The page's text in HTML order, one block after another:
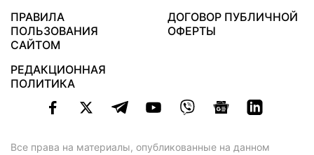
ПРАВИЛА
ПОЛЬЗОВАНИЯ
САЙТОМ
ДОГОВОР ПУБЛИЧНОЙ
ОФЕРТЫ
РЕДАКЦИОННАЯ
ПОЛИТИКА
Все права на материалы, опубликованные на данном